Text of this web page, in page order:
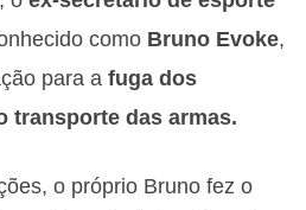
como Bruno Evoke,
para a fuga dos
transporte das armas.
o próprio Bruno fez o